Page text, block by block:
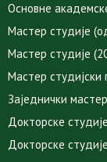
Основне
Мастер студије
Мастер студије
Мастер студијски
Заједнички
Докторске
Докторске